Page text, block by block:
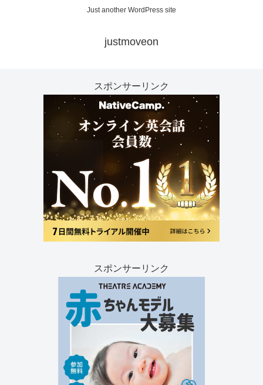
Just another WordPress site
justmoveon
スポンサーリンク
スポンサーリンク